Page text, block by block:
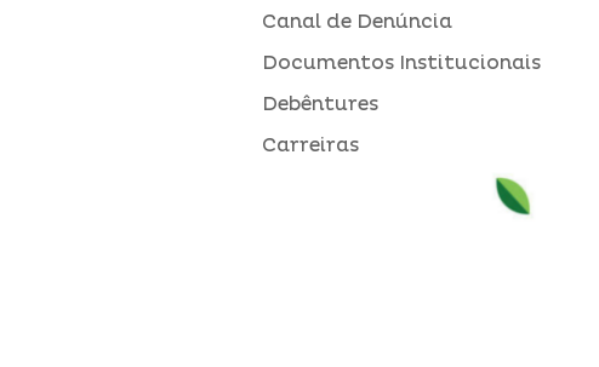
Canal de Denúncia
Documentos Institucionais
Debêntures
Carreiras